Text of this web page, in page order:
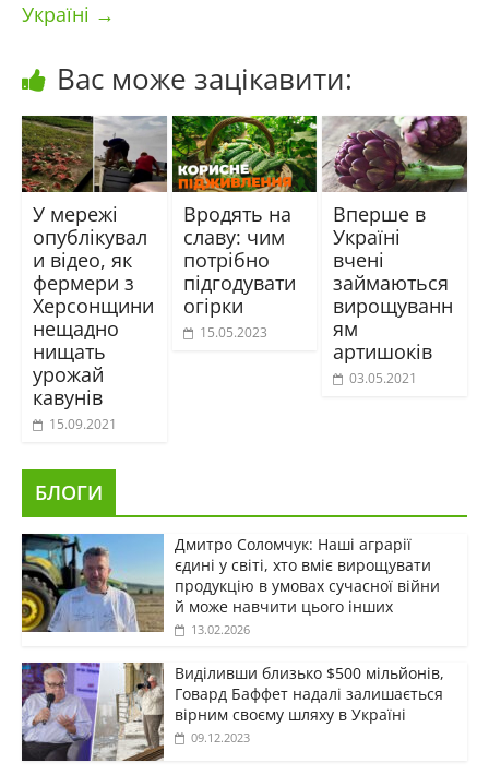
Україні →
Вас може зацікавити:
У мережі
опублікувал
и відео, як
фермери з
Херсонщини
нещадно
нищать
урожай
кавунів
15.09.2021
Вродять на
славу: чим
потрібно
підгодувати
огірки
15.05.2023
Вперше в
Україні
вчені
займаються
вирощуванн
ям
артишоків
03.05.2021
БЛОГИ
Дмитро Соломчук: Наші аграрії
єдині у світі, хто вміє вирощувати
продукцію в умовах сучасної війни
й може навчити цього інших
13.02.2026
Виділивши близько $500 мільйонів,
Говард Баффет надалі залишається
вірним своєму шляху в Україні
09.12.2023